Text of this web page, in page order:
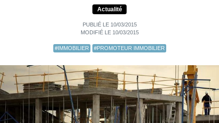
Actualité
PUBLIÉ LE 10/03/2015
MODIFIÉ LE 10/03/2015
#IMMOBILIER #PROMOTEUR IMMOBILIER